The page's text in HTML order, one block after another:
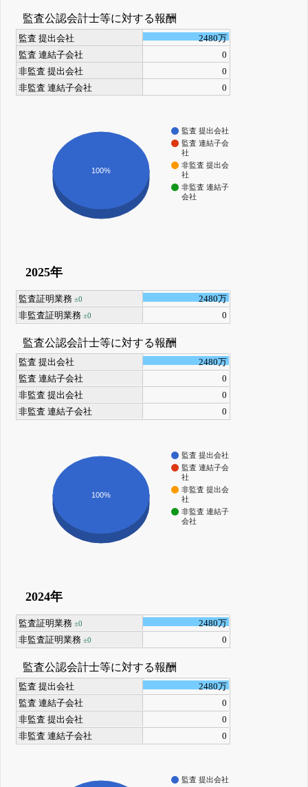
監査公認会計士等に対する報酬
監査 提出会社
2480万
監査 連結子会社
0
非監査 提出会社
0
非監査 連結子会社
0
監査 提出会社
監査 連結子会
社
非監査 提出会
社
非監査 連結子
会社
100%
2025年
監査証明業務±0
2480万
非監査証明業務±0 0
監査公認会計士等に対する報酬
監査 提出会社
2480万
監査 連結子会社
0
非監査 提出会社
0
非監査 連結子会社
0
監査 提出会社
監査 連結子会
社
非監査 提出会
社
非監査 連結子
会社
100%
2024年
監査証明業務±0
2480万
非監査証明業務±0 0
監査公認会計士等に対する報酬
監査 提出会社
2480万
監査 連結子会社
0
非監査 提出会社
0
非監査 連結子会社
0
監査 提出会社